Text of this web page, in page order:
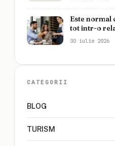
Este normal
tot într-o
30 iulie 2026
CATEGORII
BLOG
TURISM